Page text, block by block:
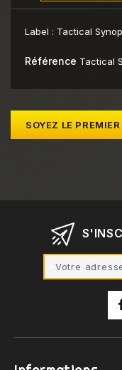
Label : Tactical
Référence Tactical
SOYEZ LE